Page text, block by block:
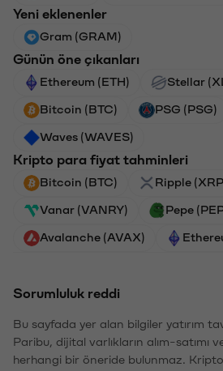
Yeni eklenenler
Gram (GRAM)
Günün öne çıkanları
Ethereum (ETH) Stellar
Bitcoin (BTC) PSG (PSG)
Waves (WAVES)
Kripto para fiyat tahminleri
Bitcoin (BTC) Ripple
Vanar (VANRY) Pepe
Avalanche (AVAX)
Sorumluluk reddi
Bu sayfada yer alan bilgiler yatırım
Paribu, dijital varlıkların alım-satımı
herhangi bir öneride bulunmaz.